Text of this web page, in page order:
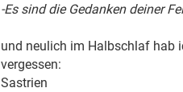
-Es sind die Gedanken deiner
und neulich im Halbschlaf hab
vergessen:
Sastrien